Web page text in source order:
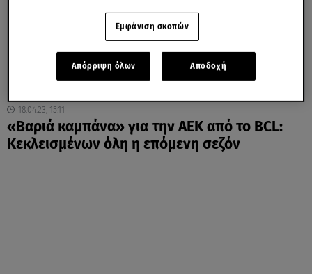
18.04.23, 15:11
«Βαριά καμπάνα» για την ΑΕΚ από το BCL:
Κεκλεισμένων όλη η επόμενη σεζόν
Εμφάνιση σκοπών
Απόρριψη όλων Αποδοχή